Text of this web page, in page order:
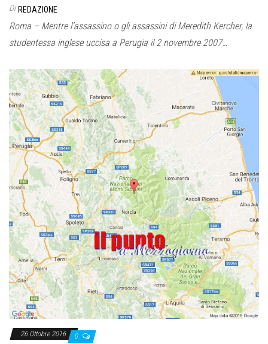
Di REDAZIONE
Roma – Mentre l’assassino o gli assassini di Meredith Kercher, la
studentessa inglese uccisa a Perugia il 2 novembre 2007…
26 Ottobre 2016 0